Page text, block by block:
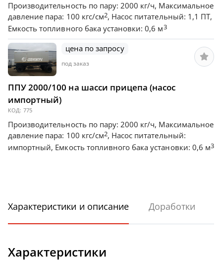
Производительность по пару: 2000 кг/ч, Максимальное
давление пара: 100 кгс/см2, Насос питательный: 1,1 ПТ,
Емкость топливного бака установки: 0,6 м3
ППУ 2000/100 на шасси прицепа (насос
импортный)
КОД: 775
Производительность по пару: 2000 кг/ч, Максимальное
давление пара: 100 кгс/см2, Насос питательный:
импортный, Емкость топливного бака установки: 0,6 м3
цена по запросу
под заказ
Характеристики и описание Доработки
Характеристики